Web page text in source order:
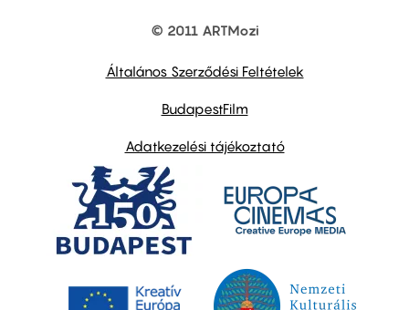
© 2011 ARTMozi
Általános Szerződési Feltételek
BudapestFilm
Adatkezelési tájékoztató